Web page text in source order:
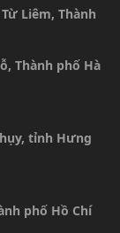
Liêm, Thành
Thành phố Hà
tỉnh Hưng
phố Hồ Chí